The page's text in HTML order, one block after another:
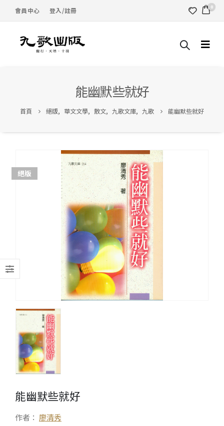
會員中心 登入/註冊 0
能幽默些就好
首頁 絕版, 華文文學, 散文, 九歌文庫, 九歌 能幽默些就好
絕版
能幽默些就好
作者： 廖清秀